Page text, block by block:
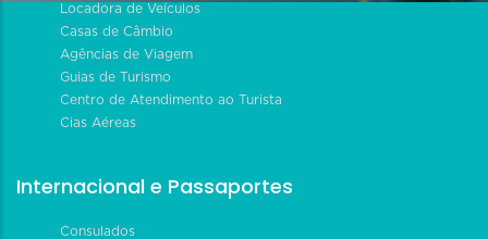
Locadora de Veículos
Casas de Câmbio
Agências de Viagem
Guias de Turismo
Centro de Atendimento ao Turista
Cias Aéreas
Internacional e Passaportes
Consulados